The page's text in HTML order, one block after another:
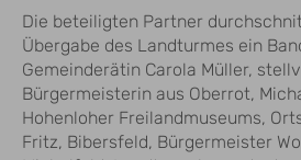
Die beteiligten Partner
Übergabe des Landturmes ein
Gemeinderätin Carola Müller,
Bürgermeisterin aus Oberrot,
Hohenloher Freilandmuseums,
Fritz, Bibersfeld, Bürgermeister